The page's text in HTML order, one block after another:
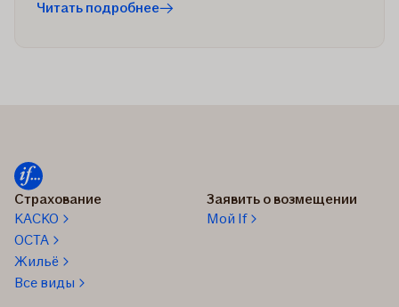
Читать подробнее
Страхование
КАСКО
OCTA
Жильё
Все виды
Заявить о возмещении
Мой If